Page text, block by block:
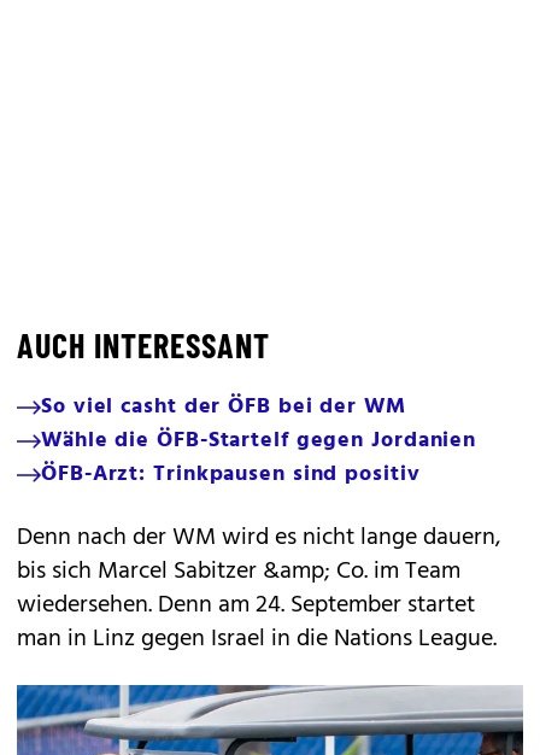
AUCH INTERESSANT
So viel casht der ÖFB bei der WM
Wähle die ÖFB-Startelf gegen Jordanien
ÖFB-Arzt: Trinkpausen sind positiv
Denn nach der WM wird es nicht lange dauern,
bis sich Marcel Sabitzer &amp; Co. im Team
wiedersehen. Denn am 24. September startet
man in Linz gegen Israel in die Nations League.